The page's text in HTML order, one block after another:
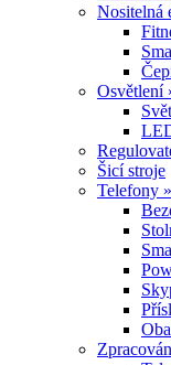
Nositelná
Osvětlení
Šicí stroje
Telefony »